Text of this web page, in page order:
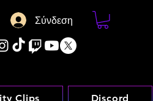
Σύνδεση
Clips Discord